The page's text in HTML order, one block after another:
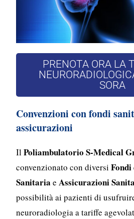
PRENOTA ORA LA
SORA
Convenzioni con fondi
assicurazioni
IlPoliambulatorio S-Medical
convenzionato con diversiFondi
Sanitaria eAssicurazioni
possibilità ai pazienti di
neuroradiologia a tariffe